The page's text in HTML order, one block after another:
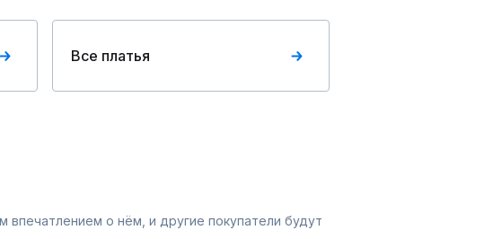
Все платья
впечатлением о нём, и другие покупатели будут